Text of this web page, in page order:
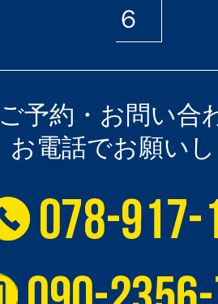
６
ご予約・お問い合
お電話でお願い